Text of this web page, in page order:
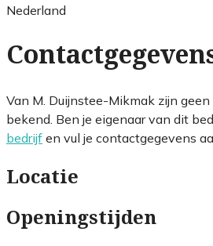
Nederland
Van M. Duijnstee-Mikmak zijn
bekend. Ben je eigenaar van dit
bedrijf en vul je contactgegevens
Locatie
Openingstijden